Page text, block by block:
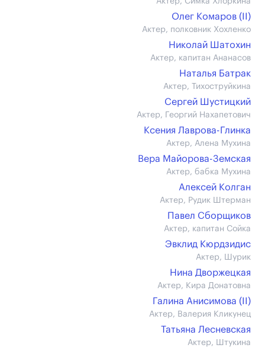
Олег Комаров (II)
Актер, полковник Хохленко
Николай Шатохин
Актер, капитан Ананасов
Наталья Батрак
Актер, Тихоструйкина
Сергей Шустицкий
Актер, Георгий Нахапетович
Ксения Лаврова-Глинка
Актер, Алена Мухина
Вера Майорова-Земская
Актер, бабка Мухина
Алексей Колган
Актер, Рудик Штерман
Павел Сборщиков
Актер, капитан Сойка
Эвклид Кюрдзидис
Актер, Шурик
Нина Дворжецкая
Актер, Кира Донатовна
Галина Анисимова (II)
Актер, Валерия Кликунец
Татьяна Лесневская
Актер, Штукина